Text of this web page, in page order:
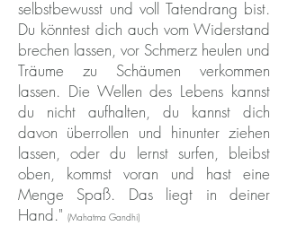
selbstbewusst und voll Tatendrang bist.
Du könntest dich auch vom Widerstand
brechen lassen, vor Schmerz heulen und
Träume zu Schäumen verkommen
lassen. Die Wellen des Lebens kannst
du nicht aufhalten, du kannst dich
davon überrollen und hinunter ziehen
lassen, oder du lernst surfen, bleibst
oben, kommst voran und hast eine
Menge Spaß. Das liegt in deiner
Hand." (Mahatma Gandhi)